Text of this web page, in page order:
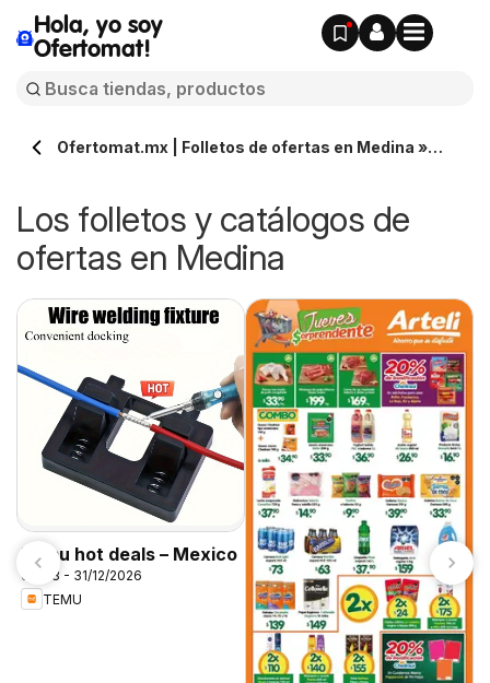
Hola, yo soy
Ofertomat!
Ofertomat.mx | Folletos de ofertas en Medina »
Los folletos y catálogos de
ofertas en Medina
Temu hot deals – Mexico
06/08 - 31/12/2026
TEMU